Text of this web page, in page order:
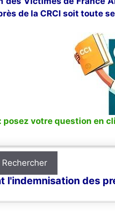
de la CRCI soit toute
posez votre question en
Rechercher
l'indemnisation des